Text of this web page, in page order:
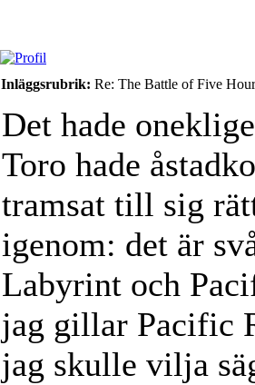
Inläggsrubrik: Re: The Battle of Five
Det hade
Toro hade
tramsat till sig
igenom: det är
Labyrint och
jag gillar Pacific
jag skulle vilja